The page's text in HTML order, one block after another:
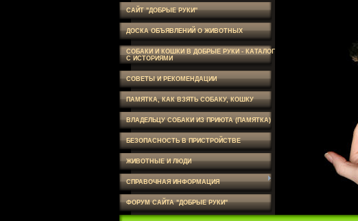
САЙТ "ДОБРЫЕ РУКИ"
ДОСКА ОБЪЯВЛЕНИЙ О ЖИВОТНЫХ
СОБАКИ И КОШКИ В ДОБРЫЕ РУКИ - КАТАЛОГ
С ИСТОРИЯМИ
СОВЕТЫ И РЕКОМЕНДАЦИИ
ПАМЯТКА, КАК ВЗЯТЬ СОБАКУ, КОШКУ
ВЛАДЕЛЬЦУ СОБАКИ ИЗ ПРИЮТА (ПАМЯТКА)
БЕЗОПАСНОСТЬ В ПРИСТРОЙСТВЕ
ЖИВОТНЫЕ И ЛЮДИ
СПРАВОЧНАЯ ИНФОРМАЦИЯ
ФОРУМ САЙТА "ДОБРЫЕ РУКИ"